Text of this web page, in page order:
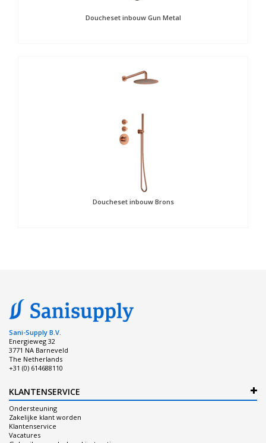
Doucheset inbouw Gun Metal
Doucheset inbouw Brons
Sani-Supply B.V.
Energieweg 32
3771 NA Barneveld
The Netherlands
+31 (0) 614688110
KLANTENSERVICE
Ondersteuning
Zakelijke klant worden
Klantenservice
Vacatures